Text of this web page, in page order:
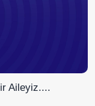
Aileyiz....